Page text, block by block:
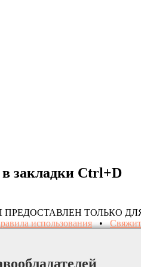
закладки Ctrl+D
ТОЛЬКО
использования•